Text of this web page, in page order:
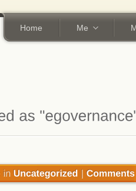
Home Me